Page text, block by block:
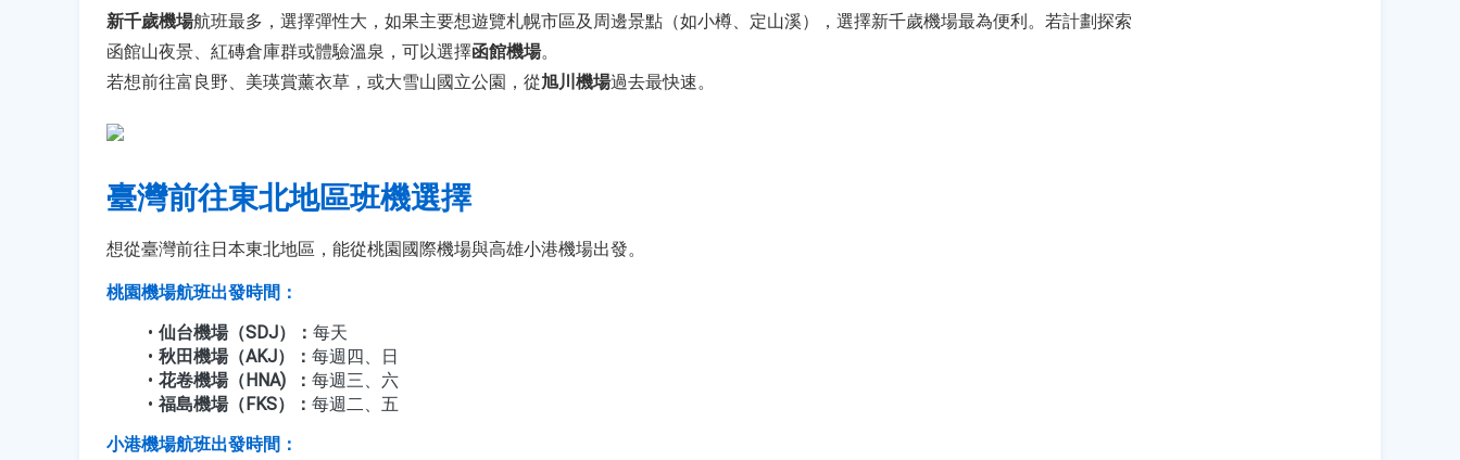
新千歲機場航班最多，選擇彈性大，如果主要想遊覽札幌市區及周邊景點（如小樽、定山溪），選擇新千歲機場最為便利。若計劃探索
函館山夜景、紅磚倉庫群或體驗溫泉，可以選擇函館機場。
若想前往富良野、美瑛賞薰衣草，或大雪山國立公園，從旭川機場過去最快速。
臺灣前往東北地區班機選擇
想從臺灣前往日本東北地區，能從桃園國際機場與高雄小港機場出發。
桃園機場航班出發時間：
仙台機場（SDJ）： 每天
秋田機場（AKJ）： 每週四、日
花卷機場（HNA)  ： 每週三、六
福島機場（FKS）： 每週二、五
小港機場航班出發時間：